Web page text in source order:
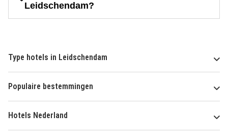
Leidschendam?
Type hotels in Leidschendam
Populaire bestemmingen
Hotels Nederland